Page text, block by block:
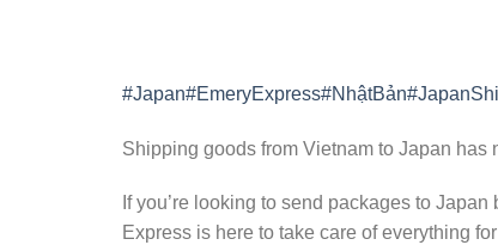
#Japan#EmeryExpress#NhậtBản
Shipping goods from Vietnam to Japan has
If you’re looking to send packages to
Express is here to take care of everything